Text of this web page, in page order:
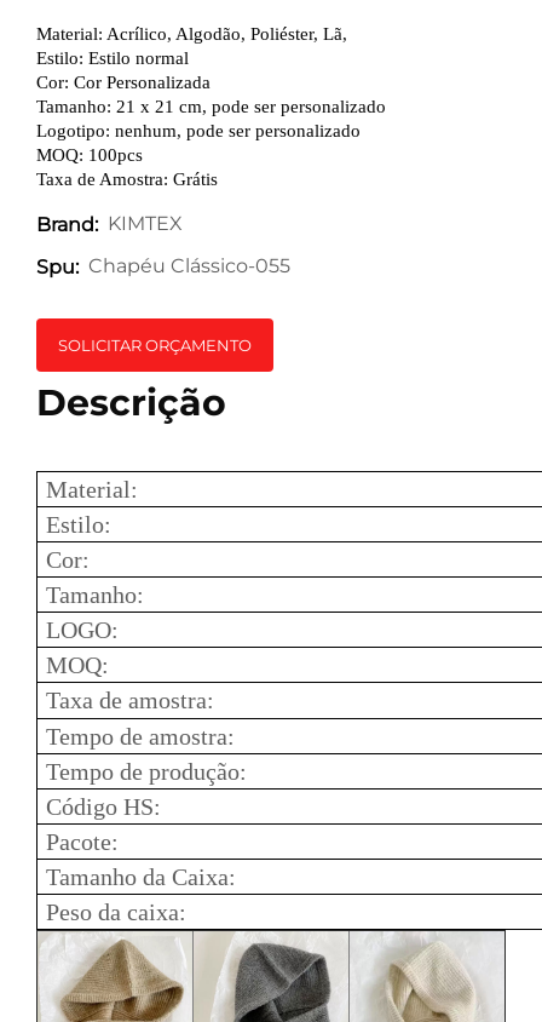
Material: Acrílico, Algodão, Poliéster, Lã,
Estilo: Estilo normal
Cor: Cor Personalizada
Tamanho: 21 x 21 cm, pode ser personalizado
Logotipo: nenhum, pode ser personalizado
MOQ: 100pcs
Taxa de Amostra: Grátis
Brand: KIMTEX
Spu: Chapéu Clássico-055
SOLICITAR ORÇAMENTO
Descrição
Material:
Estilo:
Cor:
Tamanho:
LOGO:
MOQ:
Taxa de amostra:
Tempo de amostra:
Tempo de produção:
Código HS:
Pacote:
Tamanho da Caixa:
Peso da caixa: